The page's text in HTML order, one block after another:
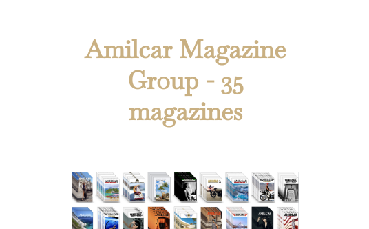
Amilcar Magazine
Group - 35
magazines